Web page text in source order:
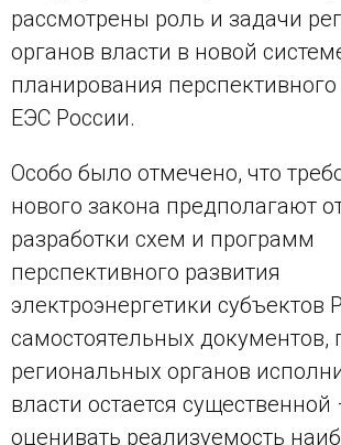
рассмотрены роль и задачи
органов власти в новой
планирования перспективного
ЕЭС России.
Особо было отмечено, что
нового закона предполагают
разработки схем и программ
перспективного развития
электроэнергетики субъектов
самостоятельных документов,
региональных органов
власти остается существенной
оценивать реализуемость